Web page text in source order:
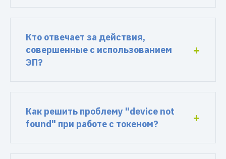
Кто отвечает за действия,
совершенные с использованием
ЭП?
Как решить проблему "device not
found" при работе с токеном?